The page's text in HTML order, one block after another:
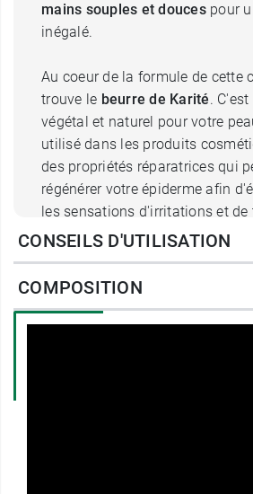
mains souples et doucespour
inégalé.
Au coeur de la formule de cette
trouve le beurre de Karité.
végétal et naturel pour votre
utilisé dans les produits
des propriétés réparatrices qui
régénérer votre épiderme afin
les sensations d'irritations et de
beurre de Karité est également
extérieures comme les
Les atouts de la crème
CONSEILS D'UTILISATION
COMPOSITION